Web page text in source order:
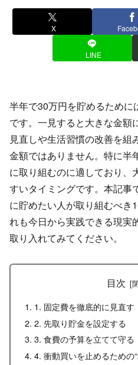
X
LINE
半年で30万円を貯めるため
です。一見すると大きな金額
見直しや生活習慣の改善を組
金額ではありません。特に半
に取り組むのに適しており、
すいタイミングです。本記事
に貯めたい人が取り組むべき
れも今日から実践できる現実
取り入れてみてください。
目次
1. 固定費を徹底的に見直す
2. 先取り貯金を設定する
3. 食費の予算を立てて守る
4. 衝動買いを止めるための